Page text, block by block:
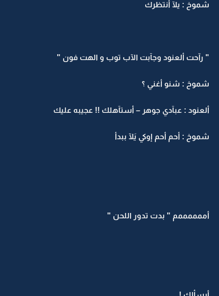
شموخ : يلآ أنتظرك
" رآحت ألعنود وجآبت الآب توب و الهت فون "
شموخ : شنو أغني ؟
ألعنود : عبآدي جوهر – أستآهلك !! عجيبه عليك
شموخ : أحم أحم إوكي يَلآ ببدأ
أممممممم " بدت تدور اللحن "